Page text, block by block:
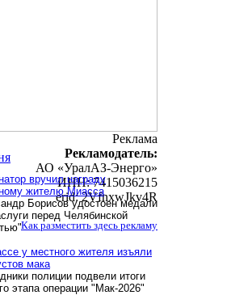
Реклама
Рекламодатель:
АО «УралАЗ-Энерго»
ИНН: 7415036215
erid: 2VfnxwJkv4R
Как разместить здесь рекламу
вручил награду
жителю Миасса
Борисов удостоен медали
перед Челябинской
у местного жителя изъяли
мака
полиции подвели итоги
этапа операции "Мак-2026"